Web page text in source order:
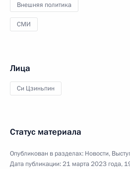
Внешняя политика
СМИ
Лица
Си Цзиньпин
Статус материала
Опубликован в разделах: Новости,
Дата публикации:21 марта 2023 года,